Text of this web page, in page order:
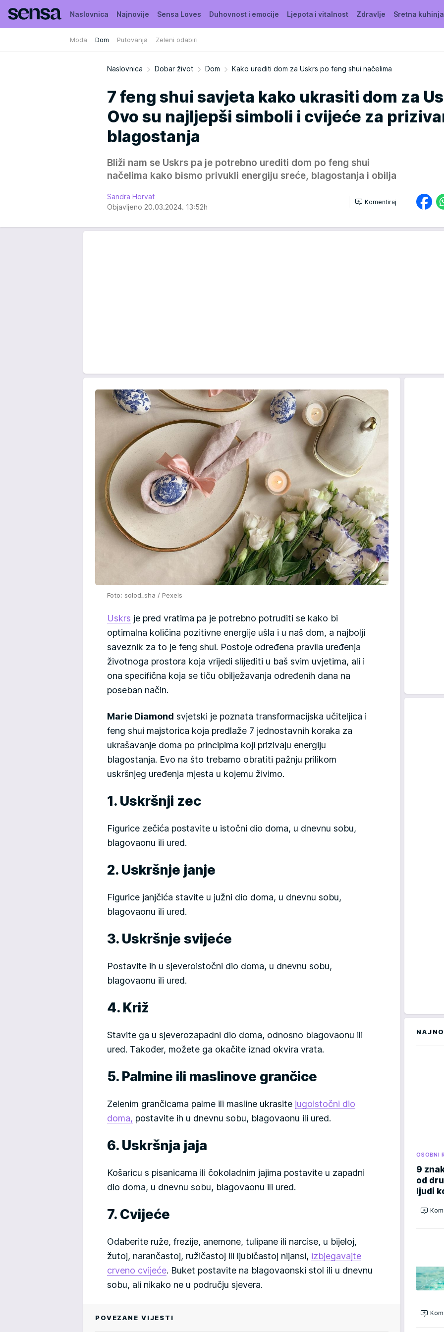
Naslovnica Najnovije Sensa Loves Duhovnost i emocije Ljepota i vitalnost Zdravlje Sretna kuhinja
Moda Dom Putovanja Zeleni odabiri
Moja Sensa Kuća puna biljaka
Naslovnica Dobar život Dom Kako urediti dom za Uskrs po feng shui načelima
7 feng shui savjeta kako ukrasiti dom za
Ovo su najljepši simboli i cvijeće za
blagostanja
Bliži nam se Uskrs pa je potrebno urediti dom po feng shui
načelima kako bismo privukli energiju sreće, blagostanja i obilja
Sandra Horvat
Objavljeno 20.03.2024. 13:52h
Komentiraj
Foto: solod_sha / Pexels
Uskrs je pred vratima pa je potrebno potruditi se kako bi
optimalna količina pozitivne energije ušla i u naš dom, a najbolji
saveznik za to je feng shui. Postoje određena pravila uređenja
životnoga prostora koja vrijedi slijediti u baš svim uvjetima, ali i
ona specifična koja se tiču obilježavanja određenih dana na
poseban način.
Marie Diamond svjetski je poznata transformacijska učiteljica i
feng shui majstorica koja predlaže 7 jednostavnih koraka za
ukrašavanje doma po principima koji prizivaju energiju
blagostanja. Evo na što trebamo obratiti pažnju prilikom
uskršnjeg uređenja mjesta u kojemu živimo.
1. Uskršnji zec
Figurice zečića postavite u istočni dio doma, u dnevnu sobu,
blagovaonu ili ured.
2. Uskršnje janje
Figurice janjčića stavite u južni dio doma, u dnevnu sobu,
blagovaonu ili ured.
3. Uskršnje svijeće
Postavite ih u sjeveroistočni dio doma, u dnevnu sobu,
blagovaonu ili ured.
4. Križ
Stavite ga u sjeverozapadni dio doma, odnosno blagovaonu ili
ured. Također, možete ga okačite iznad okvira vrata.
5. Palmine ili maslinove grančice
Zelenim grančicama palme ili masline ukrasite jugoistočni dio
doma, postavite ih u dnevnu sobu, blagovaonu ili ured.
6. Uskršnja jaja
Košaricu s pisanicama ili čokoladnim jajima postavite u zapadni
dio doma, u dnevnu sobu, blagovaonu ili ured.
7. Cvijeće
Odaberite ruže, frezije, anemone, tulipane ili narcise, u bijeloj,
žutoj, narančastoj, ružičastoj ili ljubičastoj nijansi, izbjegavajte
crveno cvijeće. Buket postavite na blagovaonski stol ili u dnevnu
sobu, ali nikako ne u području sjevera.
POVEZANE VIJESTI
OSOBNI
9
od
ljudi